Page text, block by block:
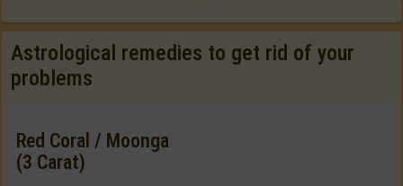
Astrological remedies to get rid of your
problems
Red Coral / Moonga
(3 Carat)